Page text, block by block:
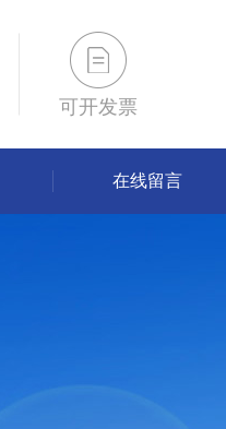
可开发票
在线留言